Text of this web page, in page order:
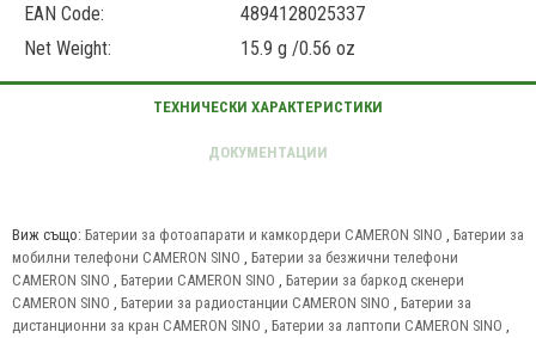
EAN Code:
4894128025337
Net Weight:
15.9 g /0.56 oz
Виж също: Батерии за фотоапарати и камкордери CAMERON SINO , Батерии за
мобилни телефони CAMERON SINO , Батерии за безжични телефони
CAMERON SINO , Батерии CAMERON SINO , Батерии за баркод скенери
CAMERON SINO , Батерии за радиостанции CAMERON SINO , Батерии за
дистанционни за кран CAMERON SINO , Батерии за лаптопи CAMERON SINO ,